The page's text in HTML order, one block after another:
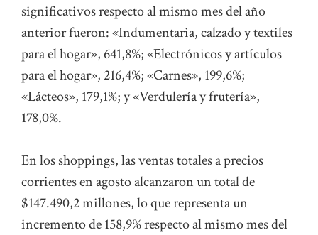
significativos respecto al mismo mes del año
anterior fueron: «Indumentaria, calzado y textiles
para el hogar», 641,8%; «Electrónicos y artículos
para el hogar», 216,4%; «Carnes», 199,6%;
«Lácteos», 179,1%; y «Verdulería y frutería»,
178,0%.
En los shoppings, las ventas totales a precios
corrientes en agosto alcanzaron un total de
$147.490,2 millones, lo que representa un
incremento de 158,9% respecto al mismo mes del